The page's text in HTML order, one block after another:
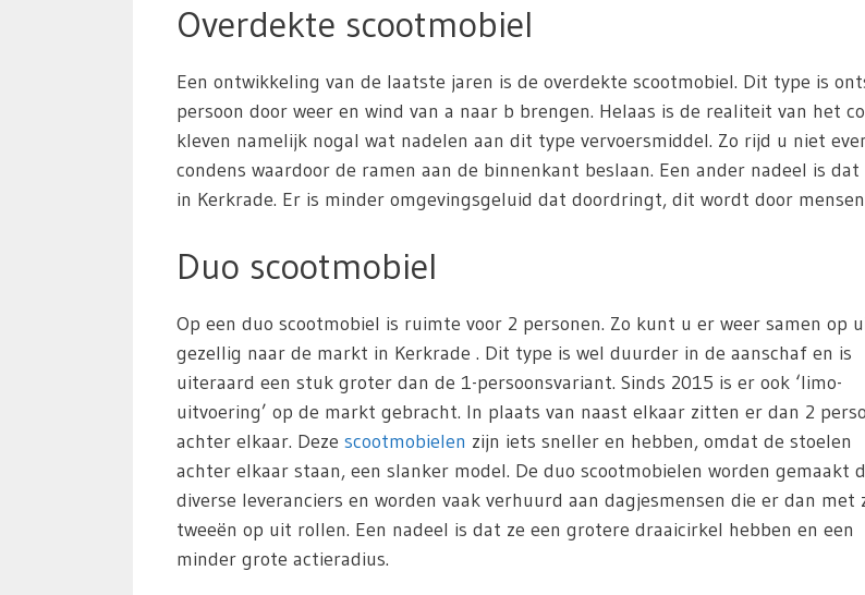
Overdekte scootmobiel
Een ontwikkeling van de laatste jaren is de overdekte scootmobiel. Dit type is
persoon door weer en wind van a naar b brengen. Helaas is de realiteit van het
kleven namelijk nogal wat nadelen aan dit type vervoersmiddel. Zo rijd u niet
condens waardoor de ramen aan de binnenkant beslaan. Een ander nadeel is
in Kerkrade. Er is minder omgevingsgeluid dat doordringt, dit wordt door
Duo scootmobiel
Op een duo scootmobiel is ruimte voor 2 personen. Zo kunt u er weer samen op
gezellig naar de markt in Kerkrade . Dit type is wel duurder in de aanschaf en is
uiteraard een stuk groter dan de 1-persoonsvariant. Sinds 2015 is er ook ‘limo-
uitvoering’ op de markt gebracht. In plaats van naast elkaar zitten er dan 2
achter elkaar. Deze scootmobielen zijn iets sneller en hebben, omdat de stoelen
achter elkaar staan, een slanker model. De duo scootmobielen worden gemaakt
diverse leveranciers en worden vaak verhuurd aan dagjesmensen die er dan met
tweeën op uit rollen. Een nadeel is dat ze een grotere draaicirkel hebben en een
minder grote actieradius.